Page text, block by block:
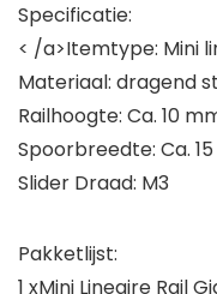
Specificatie:
< /a>Itemtype: Mini
Materiaal: dragend
Railhoogte: Ca. 10
Spoorbreedte: Ca.
Slider Draad: M3
Pakketlijst:
1 xMini Lineaire Rail